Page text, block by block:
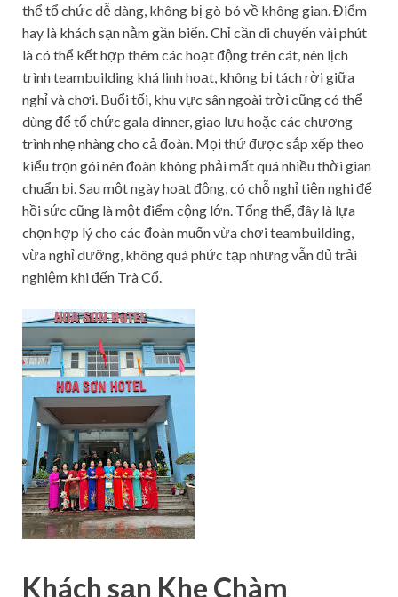
thể tổ chức dễ dàng, không bị gò bó về không gian. Điểm
hay là khách sạn nằm gần biển. Chỉ cần di chuyển vài phút
là có thể kết hợp thêm các hoạt động trên cát, nên lịch
trình teambuilding khá linh hoạt, không bị tách rời giữa
nghỉ và chơi. Buổi tối, khu vực sân ngoài trời cũng có thể
dùng để tổ chức gala dinner, giao lưu hoặc các chương
trình nhẹ nhàng cho cả đoàn. Mọi thứ được sắp xếp theo
kiểu trọn gói nên đoàn không phải mất quá nhiều thời gian
chuẩn bị. Sau một ngày hoạt động, có chỗ nghỉ tiện nghi để
hồi sức cũng là một điểm cộng lớn. Tổng thể, đây là lựa
chọn hợp lý cho các đoàn muốn vừa chơi teambuilding,
vừa nghỉ dưỡng, không quá phức tạp nhưng vẫn đủ trải
nghiệm khi đến Trà Cổ.
Khách sạn Khe Chàm